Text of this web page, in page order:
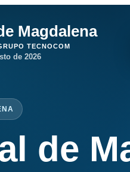
Magdalena
TECNOCOM
de 2026
de